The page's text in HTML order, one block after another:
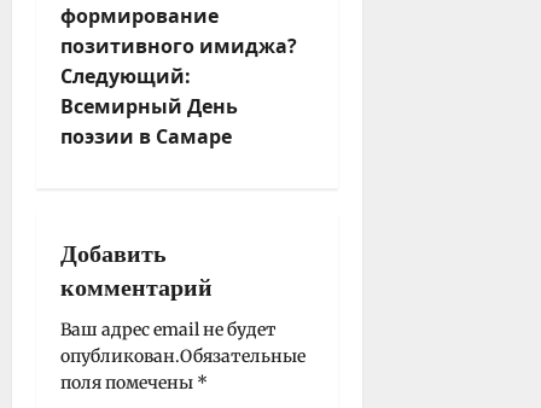
в
и
г
а
ц
а
п
и
с
и
формирование
позитивного имиджа?
Следующий:
Всемирный День
поэзии в Самаре
Добавить
комментарий
Ваш адрес email не будет
опубликован.Обязательные
поля помечены *